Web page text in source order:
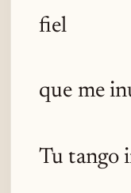
fiel
que me
Tu tango